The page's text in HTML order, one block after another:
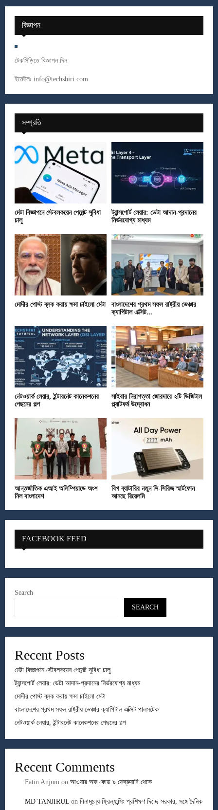
বিজ্ঞাপন
টেকসিঁড়িতে বিজ্ঞাপন দিন
ইমেইলঃ info@techshiri.com
সম্প্রতি
মেটা বিজ্ঞাপনে স্টেবলকয়েন পেমেন্ট সুবিধা
চালু
ট্রান্সপোর্ট লেয়ার: ডেটা আদান-প্রদানের
নির্ভরযোগ্য মাধ্যম
মোদীর পোস্ট ব্লক করায় ক্ষমা চাইলো মেটা
বাংলাদেশের প্রথম সফল রাষ্ট্রীয় ভেঞ্চার
ক্যাপিটাল এক্সিট...
নেটওয়ার্ক লেয়ার, ইন্টারনেট কানেকশনের
পেছনের গল্প
সাইবার নিরাপত্তা জোরদারে ২টি ডিজিটাল
প্ল্যাটফর্ম উদ্বোধন
আন্তর্জাতিক এআই অলিম্পিয়াডে অংশ
নিল বাংলাদেশ
বিগ ব্যাটারির নতুন সি-সিরিজ স্মার্টফোন
আনছে রিয়েলমি
FACEBOOK FEED
Search
SEARCH
Recent Posts
মেটা বিজ্ঞাপনে স্টেবলকয়েন পেমেন্ট সুবিধা চালু
ট্রান্সপোর্ট লেয়ার: ডেটা আদান-প্রদানের নির্ভরযোগ্য মাধ্যম
মোদীর পোস্ট ব্লক করায় ক্ষমা চাইলো মেটা
বাংলাদেশের প্রথম সফল রাষ্ট্রীয় ভেঞ্চার ক্যাপিটাল এক্সিট পালসটেক
নেটওয়ার্ক লেয়ার, ইন্টারনেট কানেকশনের পেছনের গল্প
Recent Comments
Fatin Anjum on আওয়ার অফ কোড ৯ ফেব্রুয়ারি থেকে
MD TANJIRUL on বিনামূল্যে ফ্রিল্যান্সিং প্রশিক্ষণ দিচ্ছে সরকার, সঙ্গে দৈনিক